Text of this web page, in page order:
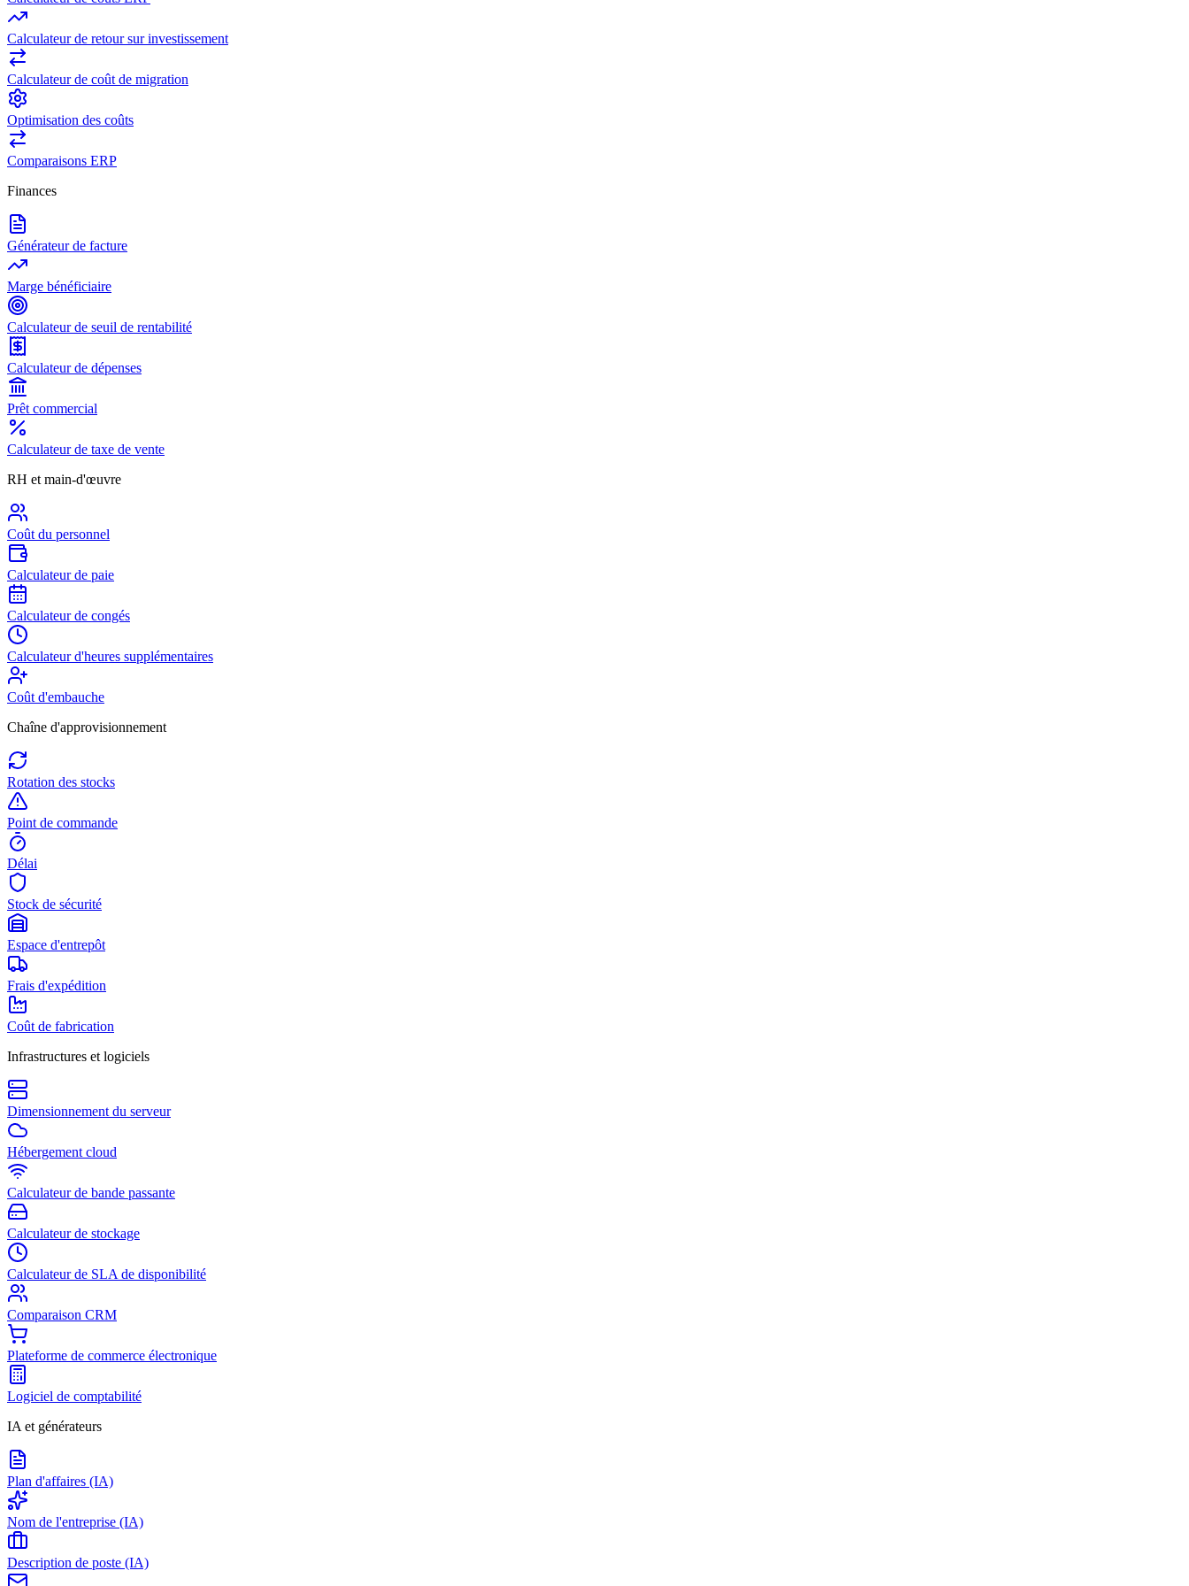
Calculateur de retour sur investissement
Calculateur de coût de migration
Optimisation des coûts
Comparaisons ERP
Finances
Générateur de facture
Marge bénéficiaire
Calculateur de seuil de rentabilité
Calculateur de dépenses
Prêt commercial
Calculateur de taxe de vente
RH et main-d'œuvre
Coût du personnel
Calculateur de paie
Calculateur de congés
Calculateur d'heures supplémentaires
Coût d'embauche
Chaîne d'approvisionnement
Rotation des stocks
Point de commande
Délai
Stock de sécurité
Espace d'entrepôt
Frais d'expédition
Coût de fabrication
Infrastructures et logiciels
Dimensionnement du serveur
Hébergement cloud
Calculateur de bande passante
Calculateur de stockage
Calculateur de SLA de disponibilité
Comparaison CRM
Plateforme de commerce électronique
Logiciel de comptabilité
IA et générateurs
Plan d'affaires (IA)
Nom de l'entreprise (IA)
Description de poste (IA)